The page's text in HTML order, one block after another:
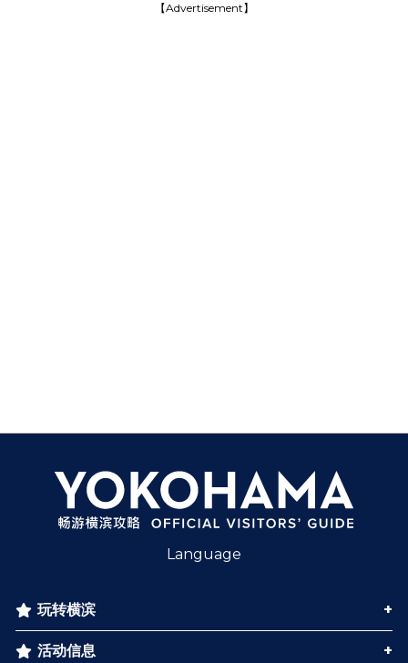
【Advertisement】
Language
玩转横滨
活动信息